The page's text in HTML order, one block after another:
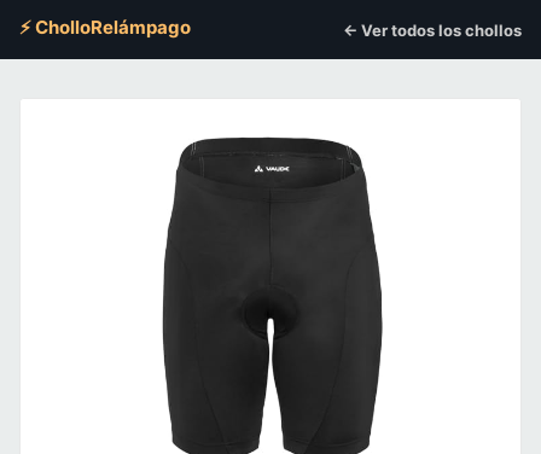
⚡ CholloRelámpago ← Ver todos los chollos